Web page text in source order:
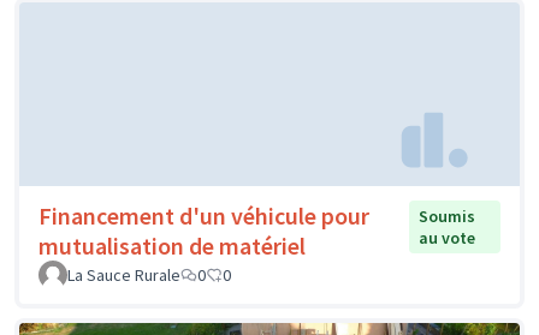
Financement d'un véhicule pour
mutualisation de matériel
Soumis
au vote
La Sauce Rurale
0 0